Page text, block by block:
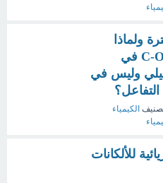
ولماذا
تنكسر الرابطة C-OH في
وليس في
الكيمياء
للألكانات